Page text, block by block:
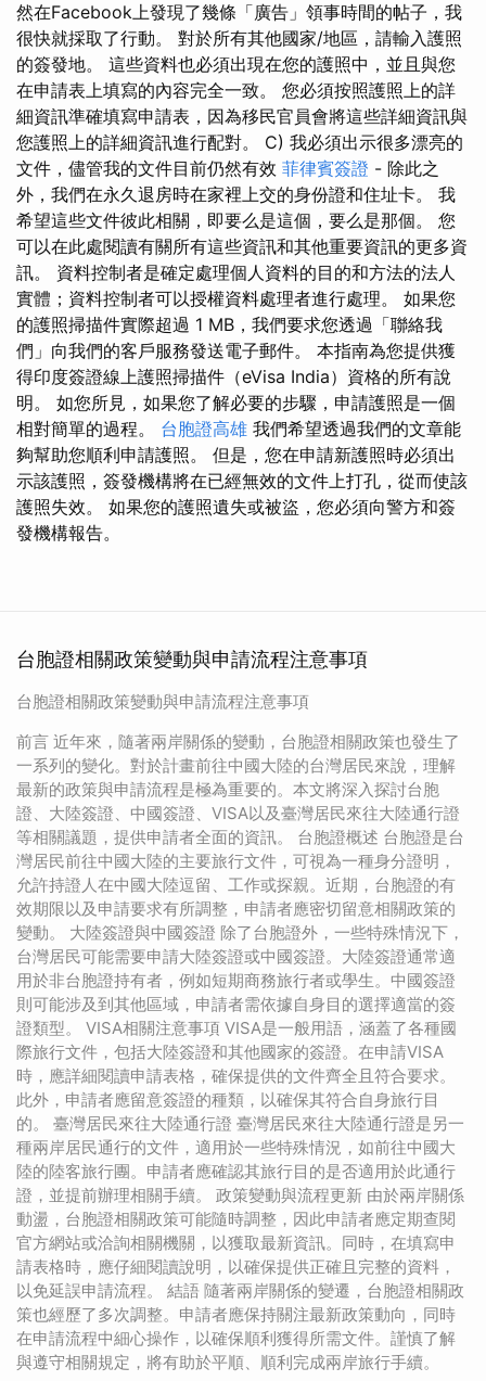
然在Facebook上發現了幾條「廣告」領事時間的帖子，我
很快就採取了行動。 對於所有其他國家/地區，請輸入護照
的簽發地。 這些資料也必須出現在您的護照中，並且與您
在申請表上填寫的內容完全一致。 您必須按照護照上的詳
細資訊準確填寫申請表，因為移民官員會將這些詳細資訊與
您護照上的詳細資訊進行配對。 C) 我必須出示很多漂亮的
文件，儘管我的文件目前仍然有效 菲律賓簽證 - 除此之
外，我們在永久退房時在家裡上交的身份證和住址卡。 我
希望這些文件彼此相關，即要么是這個，要么是那個。 您
可以在此處閱讀有關所有這些資訊和其他重要資訊的更多資
訊。 資料控制者是確定處理個人資料的目的和方法的法人
實體；資料控制者可以授權資料處理者進行處理。 如果您
的護照掃描件實際超過 1 MB，我們要求您透過「聯絡我
們」向我們的客戶服務發送電子郵件。 本指南為您提供獲
得印度簽證線上護照掃描件（eVisa India）資格的所有說
明。 如您所見，如果您了解必要的步驟，申請護照是一個
相對簡單的過程。 台胞證高雄 我們希望透過我們的文章能
夠幫助您順利申請護照。 但是，您在申請新護照時必須出
示該護照，簽發機構將在已經無效的文件上打孔，從而使該
護照失效。 如果您的護照遺失或被盜，您必須向警方和簽
發機構報告。
台胞證相關政策變動與申請流程注意事項
台胞證相關政策變動與申請流程注意事項
前言 近年來，隨著兩岸關係的變動，台胞證相關政策也發生了
一系列的變化。對於計畫前往中國大陸的台灣居民來說，理解
最新的政策與申請流程是極為重要的。本文將深入探討台胞
證、大陸簽證、中國簽證、VISA以及臺灣居民來往大陸通行證
等相關議題，提供申請者全面的資訊。 台胞證概述 台胞證是台
灣居民前往中國大陸的主要旅行文件，可視為一種身分證明，
允許持證人在中國大陸逗留、工作或探親。近期，台胞證的有
效期限以及申請要求有所調整，申請者應密切留意相關政策的
變動。 大陸簽證與中國簽證 除了台胞證外，一些特殊情況下，
台灣居民可能需要申請大陸簽證或中國簽證。大陸簽證通常適
用於非台胞證持有者，例如短期商務旅行者或學生。中國簽證
則可能涉及到其他區域，申請者需依據自身目的選擇適當的簽
證類型。 VISA相關注意事項 VISA是一般用語，涵蓋了各種國
際旅行文件，包括大陸簽證和其他國家的簽證。在申請VISA
時，應詳細閱讀申請表格，確保提供的文件齊全且符合要求。
此外，申請者應留意簽證的種類，以確保其符合自身旅行目
的。 臺灣居民來往大陸通行證 臺灣居民來往大陸通行證是另一
種兩岸居民通行的文件，適用於一些特殊情況，如前往中國大
陸的陸客旅行團。申請者應確認其旅行目的是否適用於此通行
證，並提前辦理相關手續。 政策變動與流程更新 由於兩岸關係
動盪，台胞證相關政策可能隨時調整，因此申請者應定期查閱
官方網站或洽詢相關機關，以獲取最新資訊。同時，在填寫申
請表格時，應仔細閱讀說明，以確保提供正確且完整的資料，
以免延誤申請流程。 結語 隨著兩岸關係的變遷，台胞證相關政
策也經歷了多次調整。申請者應保持關注最新政策動向，同時
在申請流程中細心操作，以確保順利獲得所需文件。謹慎了解
與遵守相關規定，將有助於平順、順利完成兩岸旅行手續。